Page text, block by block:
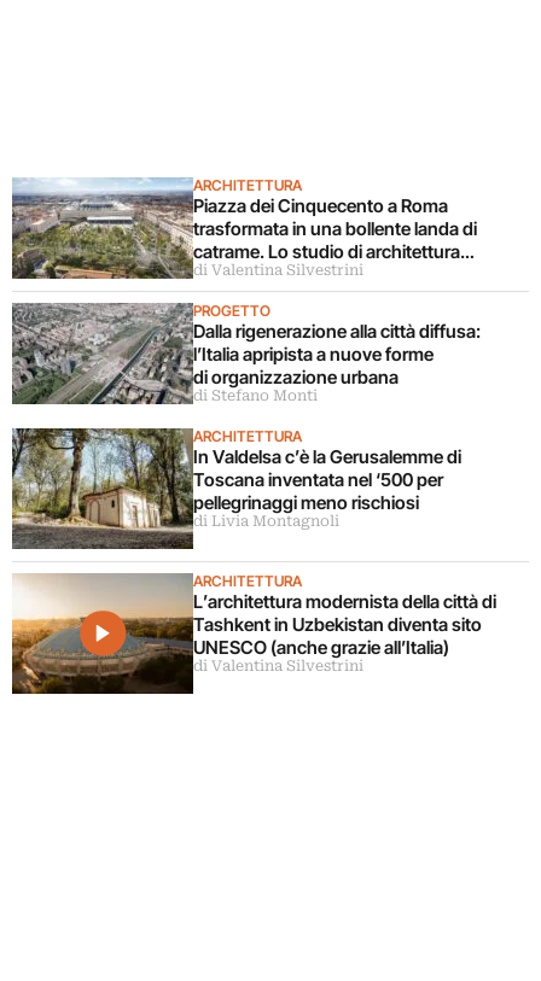
ARCHITETTURA
Piazza dei Cinquecento a Roma
trasformata in una bollente landa di
catrame. Lo studio di architettura
disconosce il progetto
di Valentina Silvestrini
PROGETTO
Dalla rigenerazione alla città diffusa:
l’Italia apripista a nuove forme
di organizzazione urbana
di Stefano Monti
ARCHITETTURA
In Valdelsa c’è la Gerusalemme di
Toscana inventata nel ‘500 per
pellegrinaggi meno rischiosi
di Livia Montagnoli
ARCHITETTURA
L’architettura modernista della città di
Tashkent in Uzbekistan diventa sito
UNESCO (anche grazie all’Italia)
di Valentina Silvestrini